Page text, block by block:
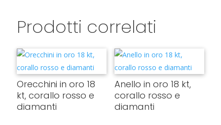
Prodotti correlati
Orecchini in oro 18
kt, corallo rosso e
diamanti
Anello in oro 18 kt,
corallo rosso e
diamanti